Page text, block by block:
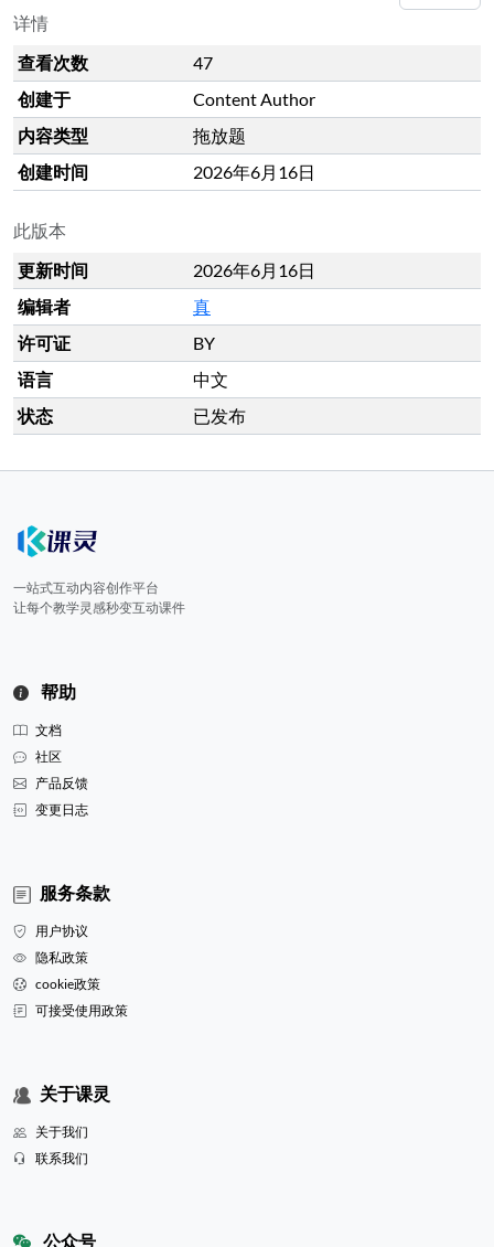
详情
查看次数
47
创建于
Content Author
内容类型
拖放题
创建时间
2026年6月16日
此版本
更新时间
2026年6月16日
编辑者
真
许可证
BY
语言
中文
状态
已发布
一站式互动内容创作平台
让每个教学灵感秒变互动课件
帮助
文档
社区
产品反馈
变更日志
服务条款
用户协议
隐私政策
cookie政策
可接受使用政策
关于课灵
关于我们
联系我们
公众号